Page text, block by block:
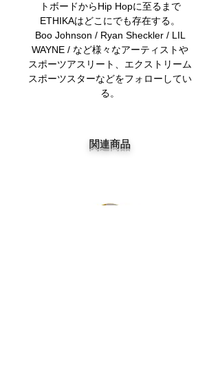
トボードからHip Hopに至るまで
ETHIKAはどこにでも存在する。
Boo Johnson / Ryan Sheckler / LIL
WAYNE / など様々なアーティストや
スポーツアスリート、エクストリーム
スポーツスターなどをフォローしてい
る。
関連商品